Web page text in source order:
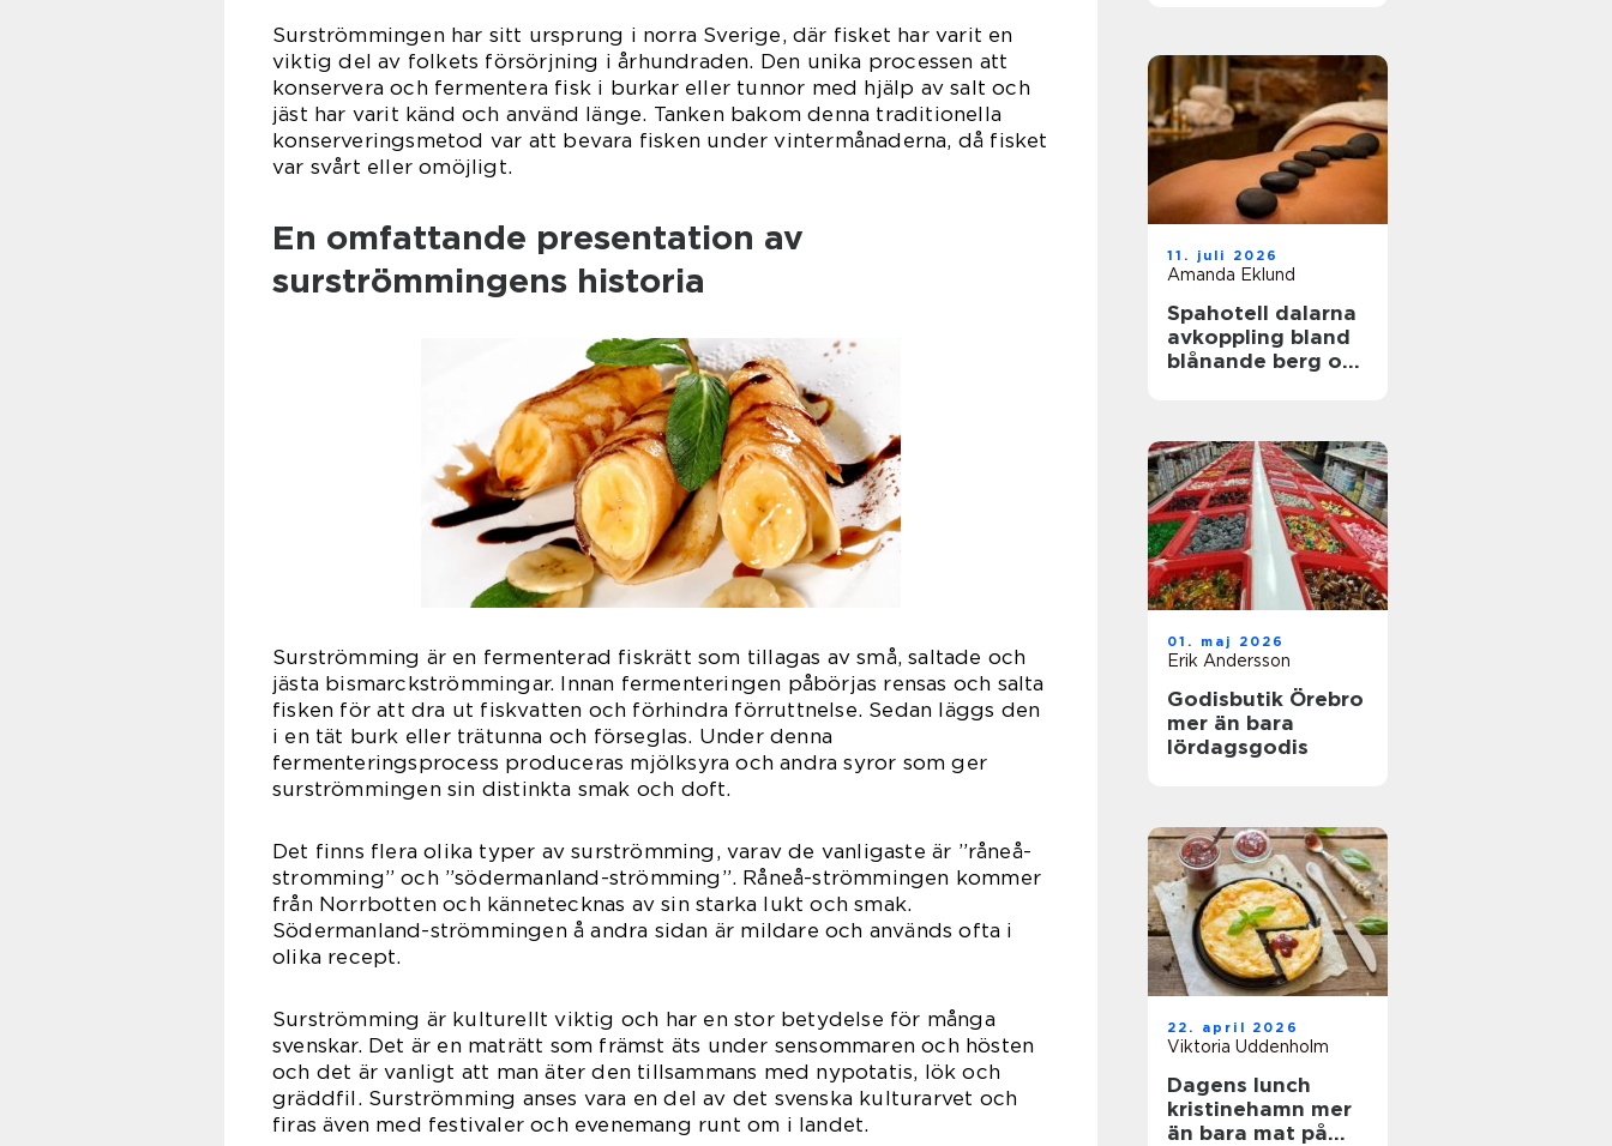
Surströmmingen har sitt ursprung i norra Sverige, där fisket har varit en
viktig del av folkets försörjning i århundraden. Den unika processen att
konservera och fermentera fisk i burkar eller tunnor med hjälp av salt och
jäst har varit känd och använd länge. Tanken bakom denna traditionella
konserveringsmetod var att bevara fisken under vintermånaderna, då fisket
var svårt eller omöjligt.
En omfattande presentation av
surströmmingens historia
Surströmming är en fermenterad fiskrätt som tillagas av små, saltade och
jästa bismarckströmmingar. Innan fermenteringen påbörjas rensas och salta
fisken för att dra ut fiskvatten och förhindra förruttnelse. Sedan läggs den
i en tät burk eller trätunna och förseglas. Under denna
fermenteringsprocess produceras mjölksyra och andra syror som ger
surströmmingen sin distinkta smak och doft.
Det finns flera olika typer av surströmming, varav de vanligaste är ”råneå-
stromming” och ”södermanland-strömming”. Råneå-strömmingen kommer
från Norrbotten och kännetecknas av sin starka lukt och smak.
Södermanland-strömmingen å andra sidan är mildare och används ofta i
olika recept.
Surströmming är kulturellt viktig och har en stor betydelse för många
svenskar. Det är en maträtt som främst äts under sensommaren och hösten
och det är vanligt att man äter den tillsammans med nypotatis, lök och
gräddfil. Surströmming anses vara en del av det svenska kulturarvet och
firas även med festivaler och evenemang runt om i landet.
11. juli 2026
Amanda Eklund
Spahotell dalarna
avkoppling bland
blånande berg och
01. maj 2026
Erik Andersson
Godisbutik Örebro
mer än bara
lördagsgodis
22. april 2026
Viktoria Uddenholm
Dagens lunch
kristinehamn mer
än bara mat på